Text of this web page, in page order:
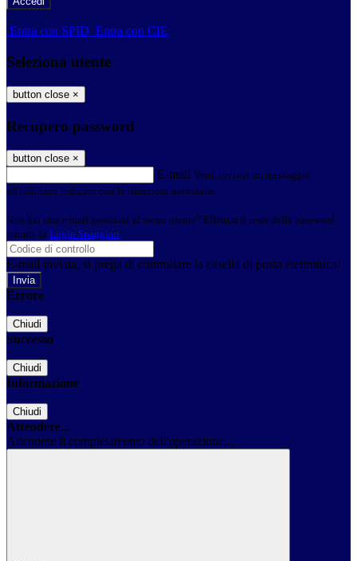
-
Entra con SPID Entra con CIE
Seleziona utente
button close ×
Recupero password
button close ×
E-mail Verrà inviato un messaggio
all'indirizzo indicato con le istruzioni necessarie.
Non hai una e-mail associata al nome utente? Effettua il reset della password
tramite la Login Spaggiari
E-mail inviata, si prega di controllare la casella di posta elettronica!
Errore
Chiudi
Successo
Chiudi
Informazione
Chiudi
Attendere...
Attendere il completamento dell'operazione...